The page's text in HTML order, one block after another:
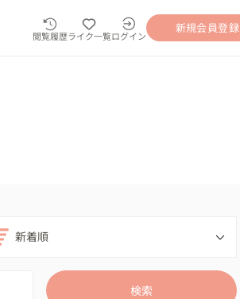
閲覧履歴ライク一覧ログイン
新規会員登録
検索